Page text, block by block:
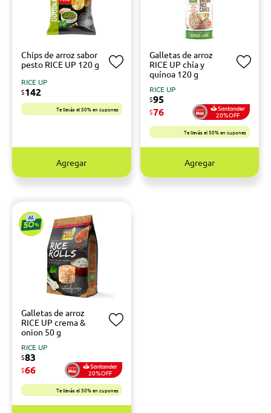
Chips de arroz sabor
pesto RICE UP 120 g
RICE UP
$142
Te llevás el 50% en cupones
Agregar
Galletas de arroz
RICE UP chía y
quínoa 120 g
RICE UP
$95
$76 20%OFF
Te llevás el 50% en cupones
Agregar
Galletas de arroz
RICE UP crema &
onion 50 g
RICE UP
$83
$66 20%OFF
Te llevás el 50% en cupones